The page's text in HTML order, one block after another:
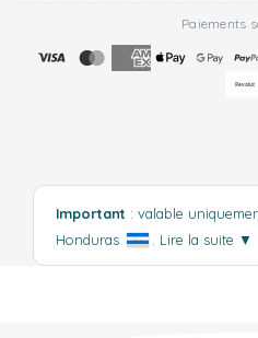
Paiements
Important : valable
Honduras
Lire la suite ▼